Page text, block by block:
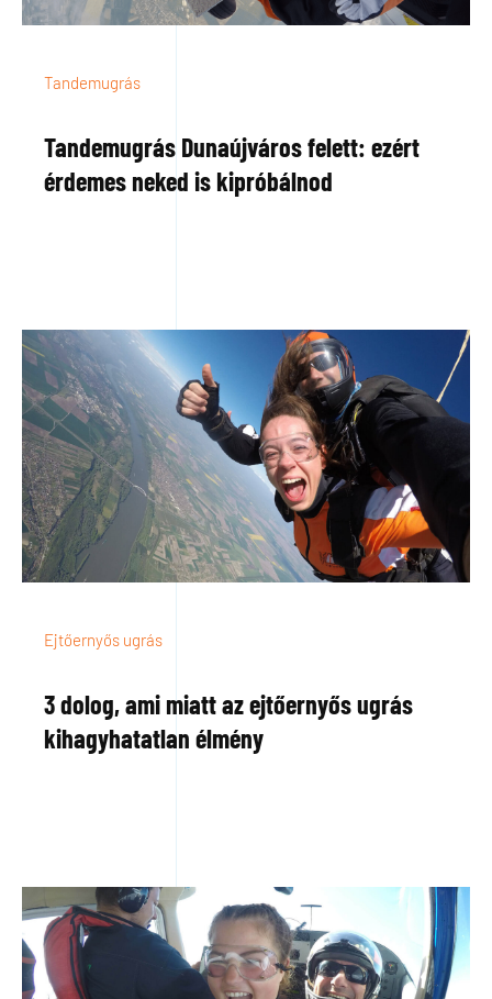
Tandemugrás
Tandemugrás Dunaújváros felett: ezért
érdemes neked is kipróbálnod
Ejtőernyős ugrás
3 dolog, ami miatt az ejtőernyős ugrás
kihagyhatatlan élmény